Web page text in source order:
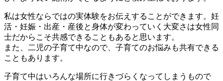
私は女性ならではの実体験をお伝えすることができます。妊
活・妊娠・出産・産後と身体が変わっていく大変さは女性同
士だからこそ共感できることもあると思います。
また、二児の子育て中なので、子育てのお悩みも共有できる
こともあります。
子育て中はいろんな場所に行きづらくなってしまうもので